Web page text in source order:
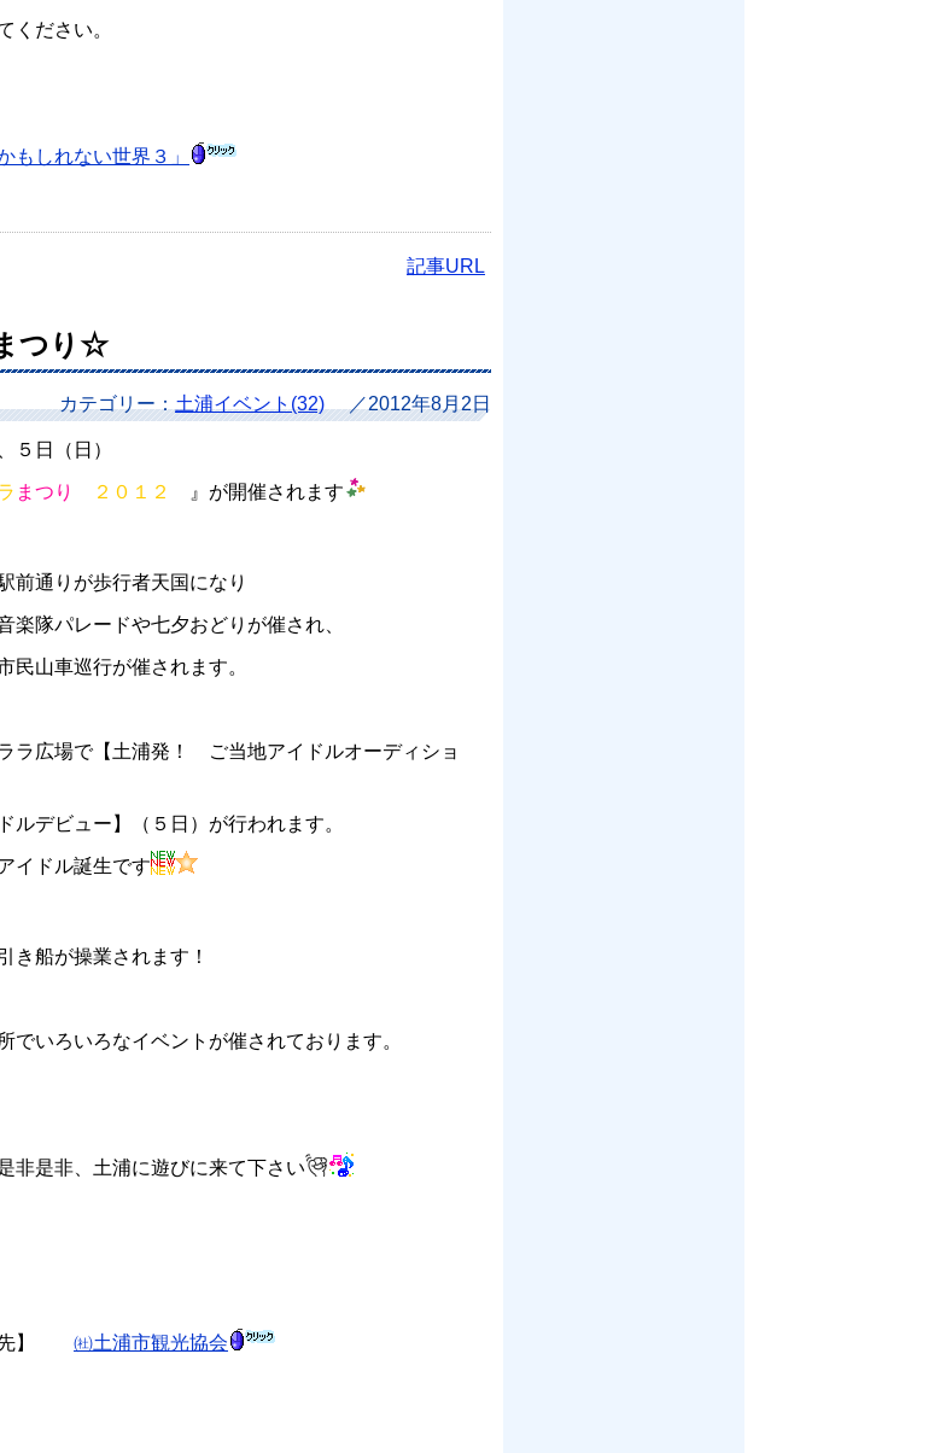
ください。
もしれない世界３」
記事URL
つり☆
カテゴリー： 土浦イベント(32) ／2012年8月2日
５日（日）
まつり ２０１２ 』が開催されます
前通りが歩行者天国になり
楽隊パレードや七夕おどりが催され、
民山車巡行が催されます。
ラ広場で【土浦発！ ご当地アイドルオーディショ
ルデビュー】（５日）が行われます。
イドル誕生です
き船が操業されます！
でいろいろなイベントが催されております。
非是非、土浦に遊びに来て下さい
先】 ㈳土浦市観光協会